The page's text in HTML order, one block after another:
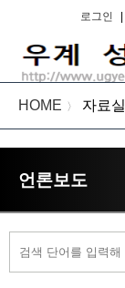
로그인
HOME 〉 자료실
언론보도